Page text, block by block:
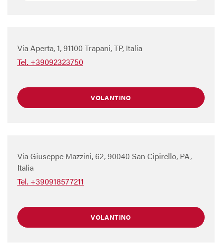
Via Aperta, 1, 91100 Trapani, TP, Italia
Tel. +39092323750
VOLANTINO
Via Giuseppe Mazzini, 62, 90040 San Cipirello, PA,
Italia
Tel. +390918577211
VOLANTINO